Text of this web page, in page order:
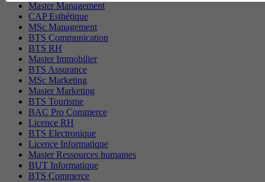
Master Management
CAP Esthétique
MSc Management
BTS Communication
BTS RH
Master Immobilier
BTS Assurance
MSc Marketing
Master Marketing
BTS Tourisme
BAC Pro Commerce
Licence RH
BTS Electronique
Licence Informatique
Master Ressources humaines
BUT Informatique
BTS Commerce